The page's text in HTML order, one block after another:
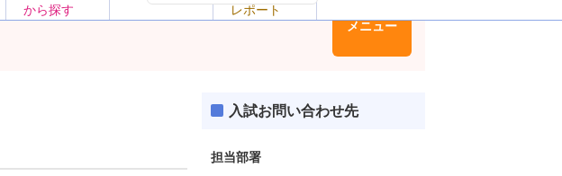
から探す
レポート
メニュー
入試お問い合わせ先
担当部署